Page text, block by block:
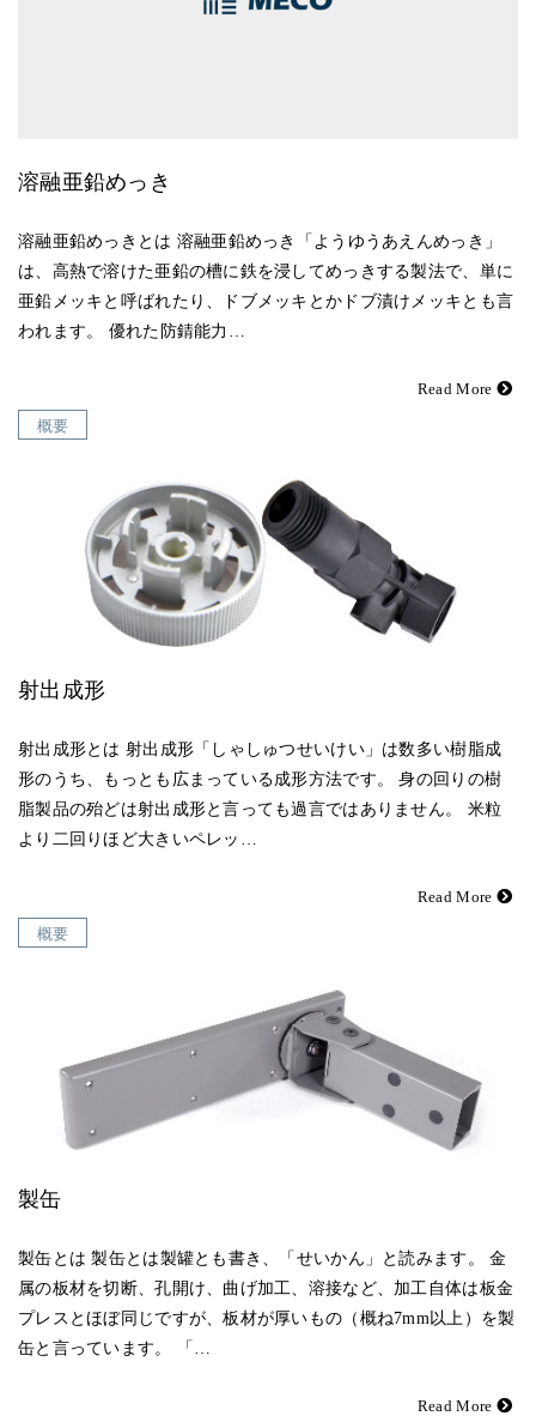
溶融亜鉛めっき
溶融亜鉛めっきとは 溶融亜鉛めっき「ようゆうあえんめっき」
は、高熱で溶けた亜鉛の槽に鉄を浸してめっきする製法で、単に
亜鉛メッキと呼ばれたり、ドブメッキとかドブ漬けメッキとも言
われます。 優れた防錆能力…
Read More
概要
射出成形
射出成形とは 射出成形「しゃしゅつせいけい」は数多い樹脂成
形のうち、もっとも広まっている成形方法です。 身の回りの樹
脂製品の殆どは射出成形と言っても過言ではありません。 米粒
より二回りほど大きいペレッ…
Read More
概要
製缶
製缶とは 製缶とは製罐とも書き、「せいかん」と読みます。 金
属の板材を切断、孔開け、曲げ加工、溶接など、加工自体は板金
プレスとほぼ同じですが、板材が厚いもの（概ね7mm以上）を製
缶と言っています。 「…
Read More